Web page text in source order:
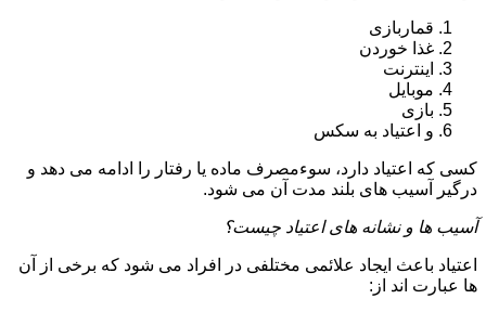
قماربازی
غذا خوردن
اینترنت
موبایل
بازی
و اعتیاد به سکس
کسی که اعتیاد دارد، سوءمصرف ماده یا رفتار را ادامه می دهد و
درگیر آسیب های بلند مدت آن می شود.
آسیب ها و نشانه های اعتیاد چیست؟
اعتیاد باعث ایجاد علائمی مختلفی در افراد می شود که برخی از آن
ها عبارت اند از: